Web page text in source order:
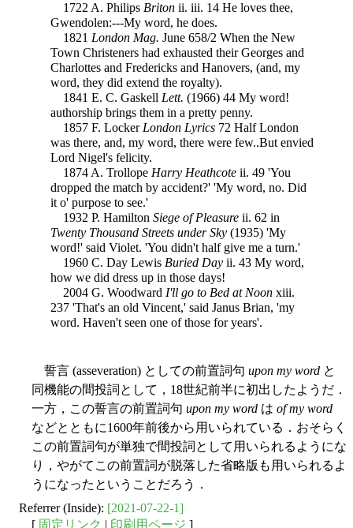
1722 A. Philips Briton ii. iii. 14 He loves thee,
Gwendolen:---My word, he does.
1821 London Mag. June 658/2 When the New
Town Christeners had exhausted their Georges and
Charlottes and Fredericks and Hanovers, (and, my
word, they did extend the royalty).
1841 E. C. Gaskell Lett. (1966) 44 My word!
authorship brings them in a pretty penny.
1857 F. LockerLondon Lyrics 72 Half London
was there, and, my word, there were few..But envied
Lord Nigel's felicity.
1874 A. Trollope Harry Heathcote ii. 49 'You
dropped the match by accident?' 'My word, no. Did
it o' purpose to see.'
1932 P. Hamilton Siege of Pleasure ii. 62 in
Twenty Thousand Streets under Sky (1935) 'My
word!' said Violet. 'You didn't half give me a turn.'
1960 C. Day Lewis Buried Day ii. 43 My word,
how we did dress up in those days!
2004 G. Woodward I'll go to Bed at Noon xiii.
237 'That's an old Vincent,' said Janus Brian, 'my
word. Haven't seen one of those for years'.
誓言 (asseveration) としての前置詞句 upon my word と
同機能の間投詞として，18世紀前半に初出したようだ．
一方，この誓言の前置詞句 upon my word は of my word
などとともに1600年前後から用いられている．おそらく
この前置詞句が単独で間投詞として用いられるようにな
り，やがてこの前置詞が脱落した省略版も用いられるよ
うになったということだろう．
Referrer (Inside): [2021-07-22-1]
[ 固定リンク 印刷用ページ ]